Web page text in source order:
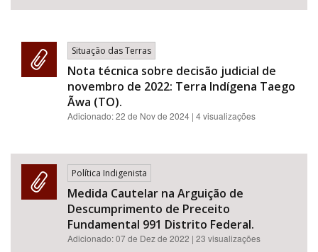
Situação das Terras
Nota técnica sobre decisão judicial de
novembro de 2022: Terra Indígena Taego
Ãwa (TO).
Adicionado:22 de Nov de 2024 | 4 visualizações
Política Indigenista
Medida Cautelar na Arguição de
Descumprimento de Preceito
Fundamental 991 Distrito Federal.
Adicionado:07 de Dez de 2022 | 23 visualizações